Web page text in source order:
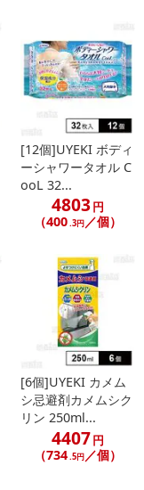
[12個]UYEKI ボディ
ーシャワータオル C
ooL 32...
4803円
（400.3円／個）
[6個]UYEKI カメム
シ忌避剤カメムシク
リン 250ml...
4407円
（734.5円 ／個）